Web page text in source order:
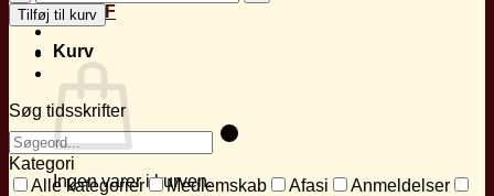
Mit ALF
Kurv
Ingen varer i kurven.
av
tekniske
hjelpemidler
i
behandling
av
stammning
antal
Tilføj til kurv
Søg tidsskrifter
Kategori
Alle kategorier
Medlemskab Afasi
Anmeldelser